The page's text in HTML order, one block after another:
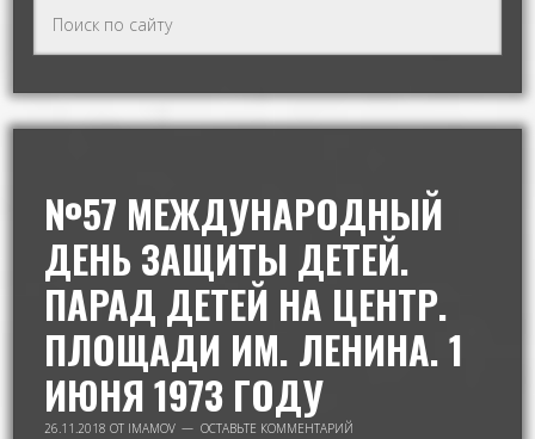
№57 МЕЖДУНАРОДНЫЙ
ДЕНЬ ЗАЩИТЫ ДЕТЕЙ.
ПАРАД ДЕТЕЙ НА ЦЕНТР.
ПЛОЩАДИ ИМ. ЛЕНИНА. 1
ИЮНЯ 1973 ГОДУ
26.11.2018 ОТ IMAMOV ОСТАВЬТЕ КОММЕНТАРИЙ